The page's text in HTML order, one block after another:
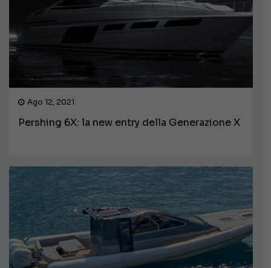
Ago 12, 2021
Pershing 6X: la new entry della Generazione X